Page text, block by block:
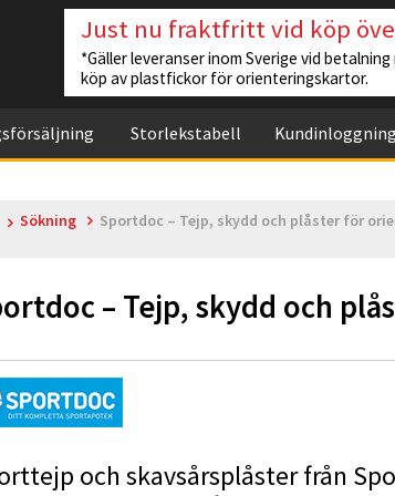
Just nu fraktfritt vid köp
*Gäller leveranser inom Sverige vid
köp av plastfickor för orienteringskartor.
Storlekstabell Kundinloggning
Sökning Sportdoc – Tejp, skydd och plåster för
– Tejp, skydd och
och skavsårsplåster från